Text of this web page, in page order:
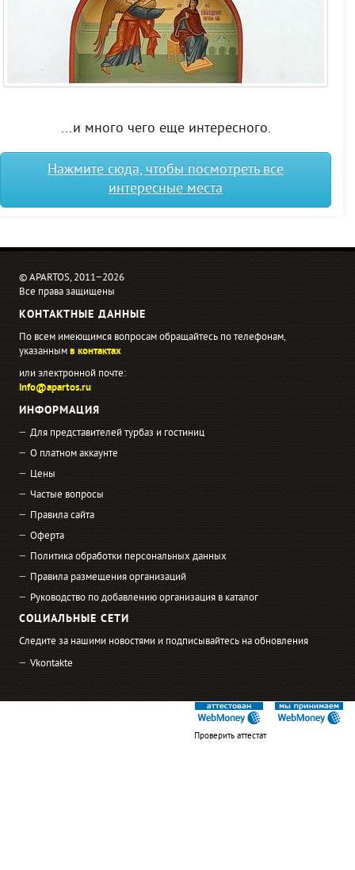
...и много чего еще интересного.
Нажмите сюда, чтобы посмотреть все
интересные места
© APARTOS, 2011−2026
Все права защищены
КОНТАКТНЫЕ ДАННЫЕ
По всем имеющимся вопросам обращайтесь по телефонам,
указаннымв контактах
или электронной почте:
info@apartos.ru
ИНФОРМАЦИЯ
Для представителей турбаз и гостиниц
О платном аккаунте
Цены
Частые вопросы
Правила сайта
Оферта
Политика обработки персональных данных
Правила размещения организаций
Руководство по добавлению организация в каталог
СОЦИАЛЬНЫЕ СЕТИ
Следите за нашими новостями и подписывайтесь на обновления
Vkontakte
Проверить аттестат